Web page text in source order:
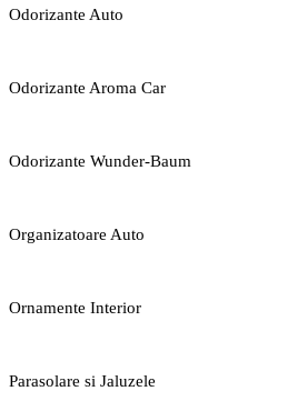
Odorizante Auto
Odorizante Aroma Car
Odorizante Wunder-Baum
Organizatoare Auto
Ornamente Interior
Parasolare si Jaluzele